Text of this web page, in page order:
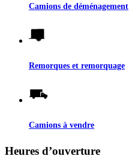
Camions de déménagement
Remorques et remorquage
Camions à vendre
Heures d’ouverture